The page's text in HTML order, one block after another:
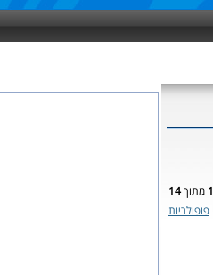
מתוך14
פופולריות